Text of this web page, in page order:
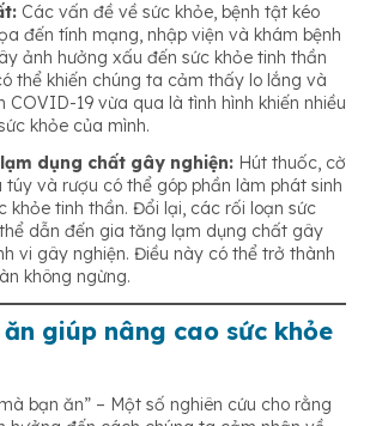
Các vấn đề về sức khỏe, bệnh tật kéo
đến tính mạng, nhập viện và khám bệnh
ảnh hưởng xấu đến sức khỏe tinh thần
thể khiến chúng ta cảm thấy lo lắng và
COVID-19 vừa qua là tình hình khiến nhiều
khỏe của mình.
dụng chất gây nghiện: Hút thuốc, cờ
và rượu có thể góp phần làm phát sinh
khỏe tinh thần. Đổi lại, các rối loạn sức
dẫn đến gia tăng lạm dụng chất gây
vi gây nghiện. Điều này có thể trở thành
không ngừng.
giúp nâng cao sức khỏe
bạn ăn” – Một số nghiên cứu cho rằng